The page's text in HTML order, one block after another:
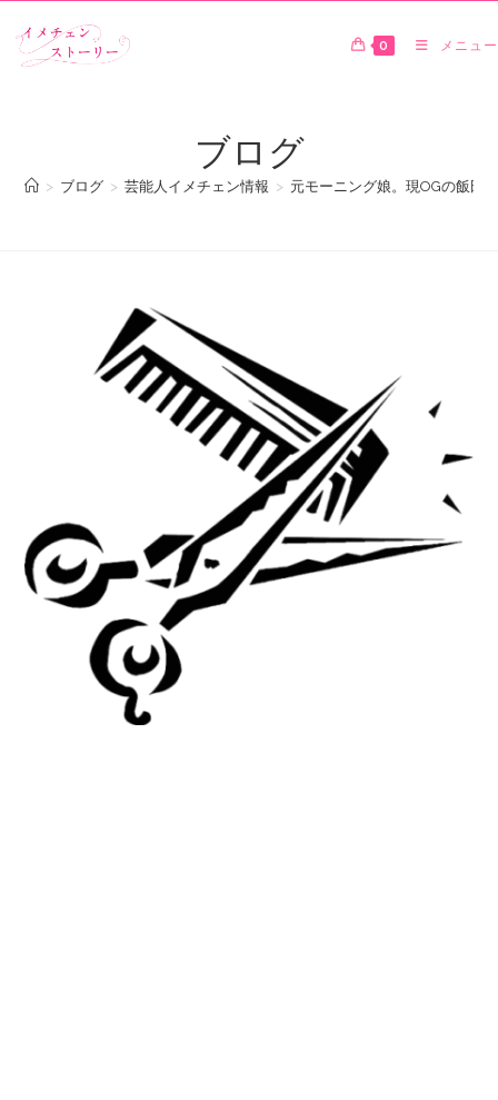
0 メニュー
ブログ
> ブログ > 芸能人イメチェン情報 > 元モーニング娘。現OGの飯田